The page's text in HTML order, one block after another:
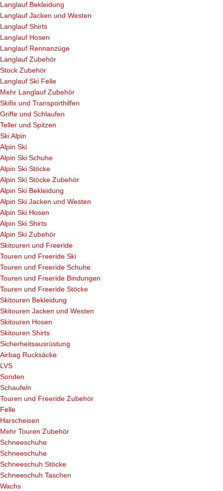
Langlauf Bekleidung
Langlauf Jacken und Westen
Langlauf Shirts
Langlauf Hosen
Langlauf Rennanzüge
Langlauf Zubehör
Stock Zubehör
Langlauf Ski Felle
Mehr Langlauf Zubehör
Skifix und Transporthilfen
Griffe und Schlaufen
Teller und Spitzen
Ski Alpin
Alpin Ski
Alpin Ski Schuhe
Alpin Ski Stöcke
Alpin Ski Stöcke Zubehör
Alpin Ski Bekleidung
Alpin Ski Jacken und Westen
Alpin Ski Hosen
Alpin Ski Shirts
Alpin Ski Zubehör
Skitouren und Freeride
Touren und Freeride Ski
Touren und Freeride Schuhe
Touren und Freeride Bindungen
Touren und Freeride Stöcke
Skitouren Bekleidung
Skitouren Jacken und Westen
Skitouren Hosen
Skitouren Shirts
Sicherheitsausrüstung
Airbag Rucksäcke
LVS
Sonden
Schaufeln
Touren und Freeride Zubehör
Felle
Harscheisen
Mehr Touren Zubehör
Schneeschuhe
Schneeschuhe
Schneeschuh Stöcke
Schneeschuh Taschen
Wachs